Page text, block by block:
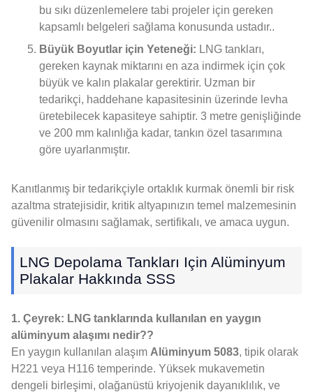
bu sıkı düzenlemelere tabi projeler için gereken
kapsamlı belgeleri sağlama konusunda ustadır..
Büyük Boyutlar için Yeteneği: LNG tankları,
gereken kaynak miktarını en aza indirmek için çok
büyük ve kalın plakalar gerektirir. Uzman bir
tedarikçi, haddehane kapasitesinin üzerinde levha
üretebilecek kapasiteye sahiptir. 3 metre genişliğinde
ve 200 mm kalınlığa kadar, tankın özel tasarımına
göre uyarlanmıştır.
Kanıtlanmış bir tedarikçiyle ortaklık kurmak önemli bir risk
azaltma stratejisidir, kritik altyapınızın temel malzemesinin
güvenilir olmasını sağlamak, sertifikalı, ve amaca uygun.
LNG Depolama Tankları Için Alüminyum
Plakalar Hakkında SSS
1. Çeyrek: LNG tanklarında kullanılan en yaygın
alüminyum alaşımı nedir??
En yaygın kullanılan alaşım Alüminyum 5083, tipik olarak
H221 veya H116 temperinde. Yüksek mukavemetin
dengeli birleşimi, olağanüstü kriyojenik dayanıklılık, ve